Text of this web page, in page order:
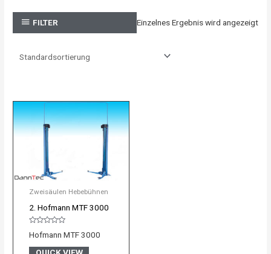
FILTER Einzelnes Ergebnis wird angezeigt
Zweisäulen Hebebühnen
2. Hofmann MTF 3000
Bewertet
mit
von
Hofmann MTF 3000
QUICK VIEW